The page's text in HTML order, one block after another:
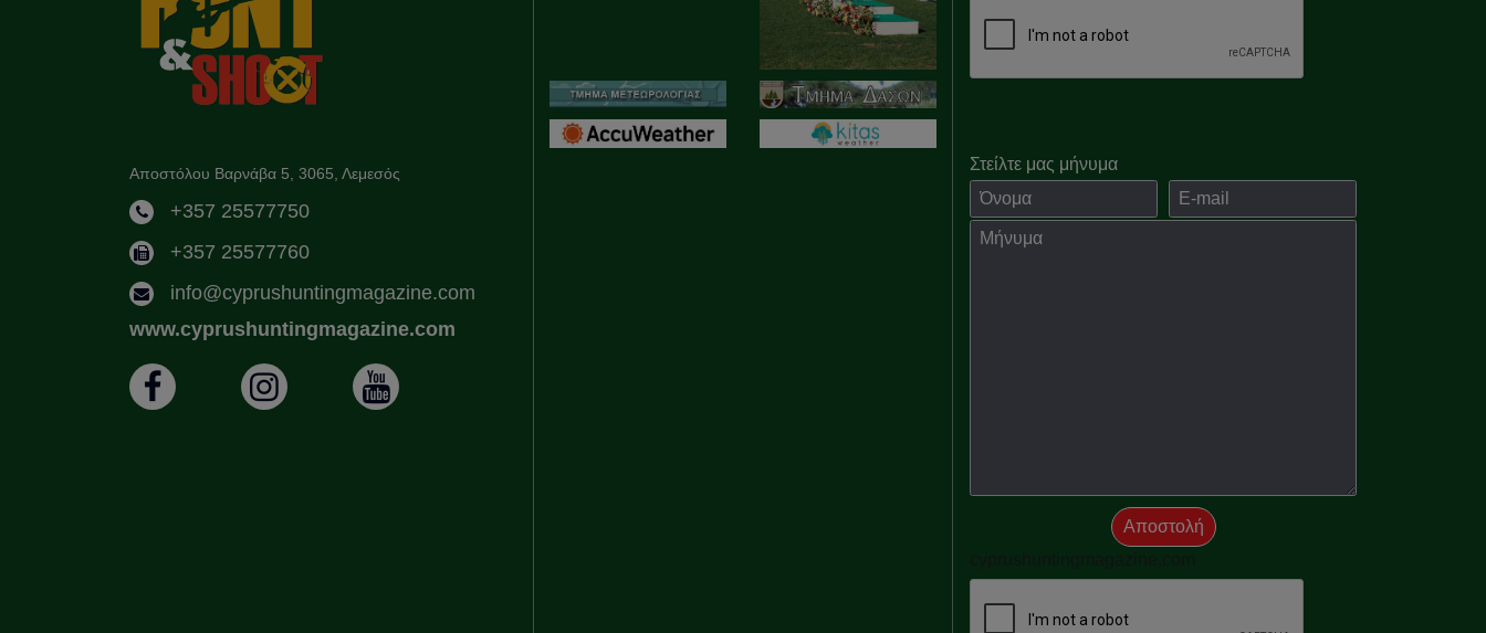
Αποστόλου Βαρνάβα 5, 3065, Λεμεσός
+357 25577750
+357 25577760
info@cyprushuntingmagazine.com
www.cyprushuntingmagazine.com
Στείλτε μας μήνυμα
Όνομα
E-mail
Μήνημα
Αποστολή